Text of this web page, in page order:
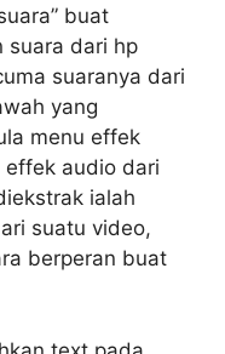
buat
suara dari hp
suaranya dari
yang
menu effek
effek audio dari
ialah
suatu video,
berperan buat